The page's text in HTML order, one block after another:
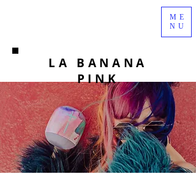
LA BANANA
PINK
ME
NU